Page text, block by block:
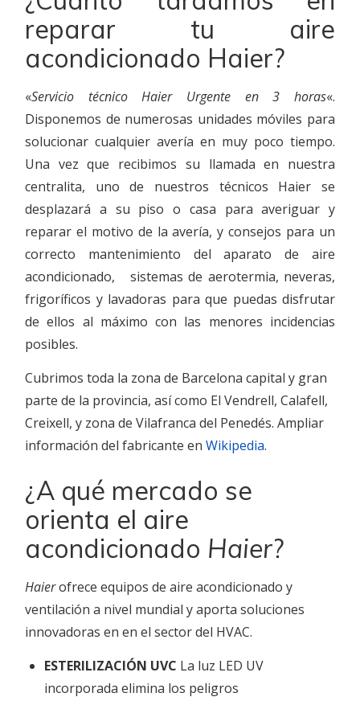
reparar tu aire
acondicionado Haier?
«Servicio técnico Haier Urgente en 3 horas«.
Disponemos de numerosas unidades móviles para
solucionar cualquier avería en muy poco tiempo.
Una vez que recibimos su llamada en nuestra
centralita, uno de nuestros técnicos Haier se
desplazará a su piso o casa para averiguar y
reparar el motivo de la avería, y consejos para un
correcto mantenimiento del aparato de aire
acondicionado, sistemas de aerotermia, neveras,
frigoríficos y lavadoras para que puedas disfrutar
de ellos al máximo con las menores incidencias
posibles.
Cubrimos toda la zona de Barcelona capital y gran
parte de la provincia, así como El Vendrell, Calafell,
Creixell, y zona de Vilafranca del Penedés. Ampliar
información del fabricante en Wikipedia.
¿A qué mercado se
orienta el aire
acondicionado Haier?
Haierofrece equipos de aire acondicionado y
ventilación a nivel mundial y aporta soluciones
innovadoras en en el sector del HVAC.
ESTERILIZACIÓN UVC La luz LED UV
incorporada elimina los peligros